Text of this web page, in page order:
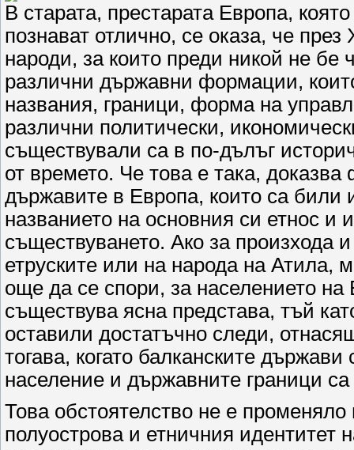
В старата, престарата Европа,
познават отлично, се оказа, че
народи, за които преди никой не
различни държавни формации,
названия, граници, форма на
различни политически,
съществували са в по-дълъг
от времето. Че това е така,
държавите в Европа, които са били
названието на основния си етнос и
съществуването. Ако за произхода
етруските или на народа на Атила,
още да се спори, за населението на
съществува ясна представа, тъй
оставили достатъчно следи,
тогава, когато балканските
население и държавните граници
Това обстоятелство не е
полуострова и етничния идентитет